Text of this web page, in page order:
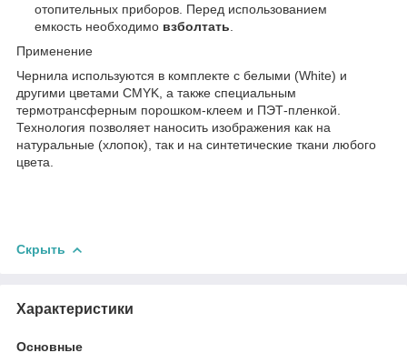
отопительных приборов. Перед использованием
емкость необходимо взболтать
Применение
Чернила используются в комплекте с белыми (White) и
другими цветами CMYK, а также специальным
термотрансферным порошком-клеем и ПЭТ-пленкой.
Технология позволяет наносить изображения как на
натуральные (хлопок), так и на синтетические ткани любого
цвета.
Скрыть
Характеристики
Основные